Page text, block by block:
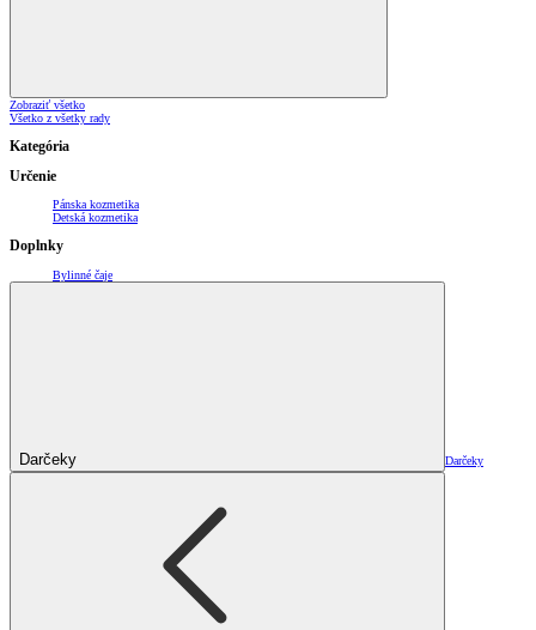
Zobraziť všetko
Všetko z všetky rady
Kategória
Určenie
Pánska kozmetika
Detská kozmetika
Doplnky
Bylinné čaje
Darčeky Darčeky